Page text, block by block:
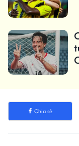
Chia sẻ